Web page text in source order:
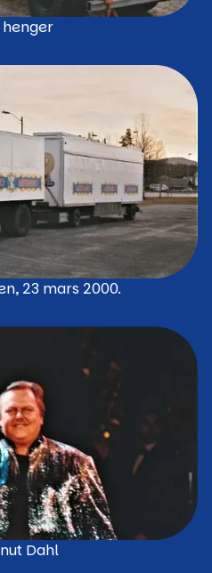
23 mars 2000.
Dahl